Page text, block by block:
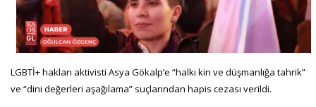
LGBTİ+ hakları aktivisti Asya Gökalp’e “halkı kin ve düşmanlığa tahrik”
ve “dini değerleri aşağılama” suçlarından hapis cezası verildi.